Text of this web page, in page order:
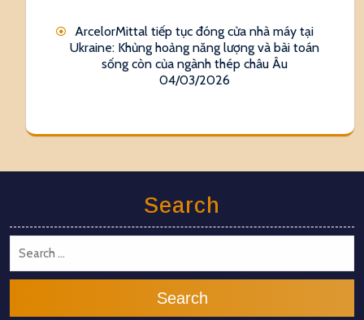
ArcelorMittal tiếp tục đóng cửa nhà máy tại
Ukraine: Khủng hoảng năng lượng và bài toán
sống còn của ngành thép châu Âu
04/03/2026
Search
Search